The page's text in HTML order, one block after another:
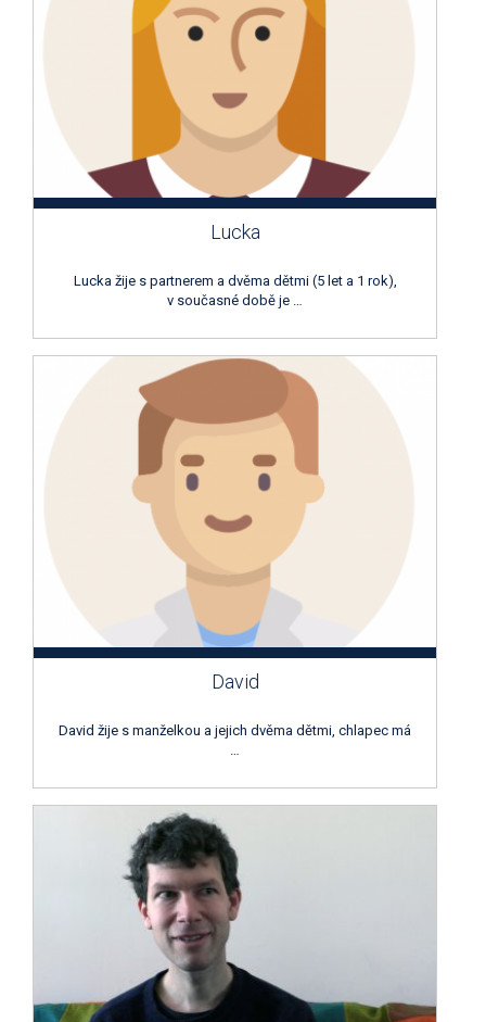
Lucka
Lucka žije s partnerem a dvěma dětmi (5 let a 1 rok),
v současné době je …
David
David žije s manželkou a jejich dvěma dětmi, chlapec má